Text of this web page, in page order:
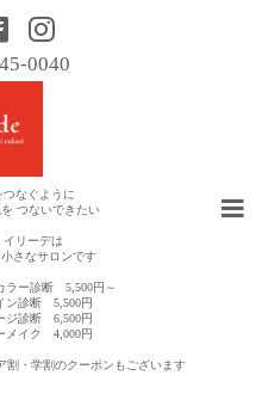
0040
なぐように
つないできたい
イリーデは
さなサロンです
ラー診断 5,500円～
ン診断 5,500円
ジ診断 6,500円
メイク 4,000円
割・学割のクーポンもございます